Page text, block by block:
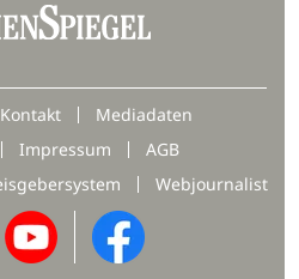
Kontakt
Mediadaten
Impressum
AGB
Webjournalist